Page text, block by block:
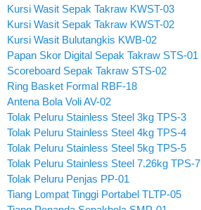
Kursi Wasit Sepak Takraw KWST-03
Kursi Wasit Sepak Takraw KWST-02
Kursi Wasit Bulutangkis KWB-02
Papan Skor Digital Sepak Takraw STS-01
Scoreboard Sepak Takraw STS-02
Ring Basket Formal RBF-18
Antena Bola Voli AV-02
Tolak Peluru Stainless Steel 3kg TPS-3
Tolak Peluru Stainless Steel 4kg TPS-4
Tolak Peluru Stainless Steel 5kg TPS-5
Tolak Peluru Stainless Steel 7.26kg TPS-7
Tolak Peluru Penjas PP-01
Tiang Lompat Tinggi Portabel TLTP-05